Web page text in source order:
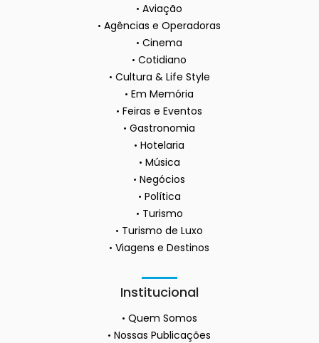
Aviação
Agências e Operadoras
Cinema
Cotidiano
Cultura & Life Style
Em Memória
Feiras e Eventos
Gastronomia
Hotelaria
Música
Negócios
Política
Turismo
Turismo de Luxo
Viagens e Destinos
Institucional
Quem Somos
Nossas Publicações